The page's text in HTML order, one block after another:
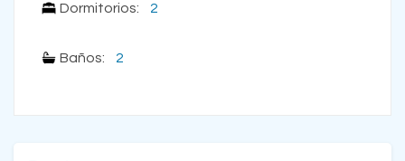
Dormitorios: 2
Baños: 2